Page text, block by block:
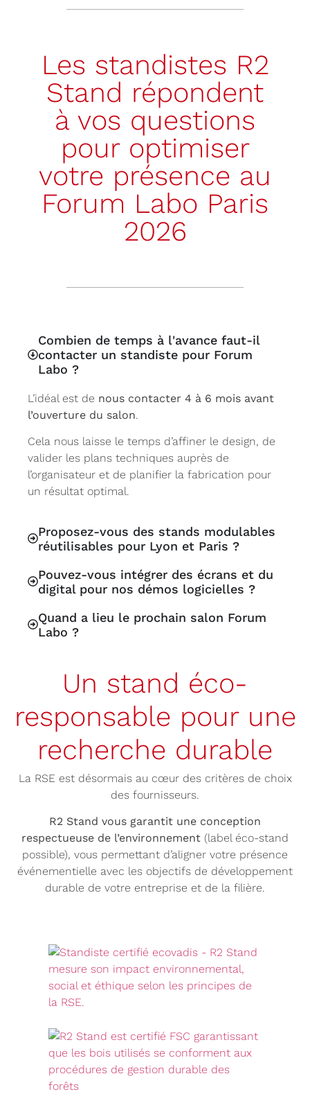
Les standistes R2
Stand répondent
à vos questions
pour optimiser
votre présence au
Forum Labo Paris
2026
Combien de temps à l'avance faut-il
contacter un standiste pour Forum
Labo ?
L’idéal est de nous contacter 4 à 6 mois avant
l’ouverture du salon.
Cela nous laisse le temps d’affiner le design, de
valider les plans techniques auprès de
l’organisateur et de planifier la fabrication pour
un résultat optimal.
Proposez-vous des stands modulables
réutilisables pour Lyon et Paris ?
Pouvez-vous intégrer des écrans et du
digital pour nos démos logicielles ?
Quand a lieu le prochain salon Forum
Labo ?
Un stand éco-
responsable pour une
recherche durable
La RSE est désormais au cœur des critères de choix
des fournisseurs.
R2 Stand vous garantit une conception
respectueuse de l’environnement (label éco-stand
possible), vous permettant d’aligner votre présence
événementielle avec les objectifs de développement
durable de votre entreprise et de la filière.